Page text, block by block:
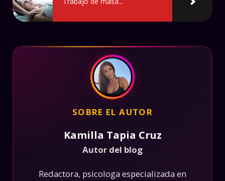
SOBRE EL AUTOR
Kamilla Tapia Cruz
Autor del blog
Redactora, psicologa especializada en